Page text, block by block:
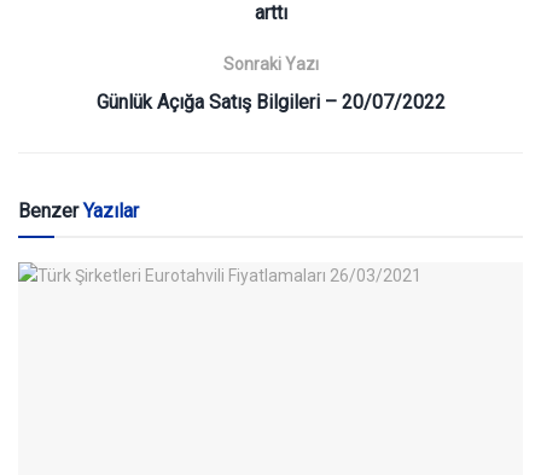
arttı
Sonraki Yazı
Günlük Açığa Satış Bilgileri – 20/07/2022
BenzerYazılar